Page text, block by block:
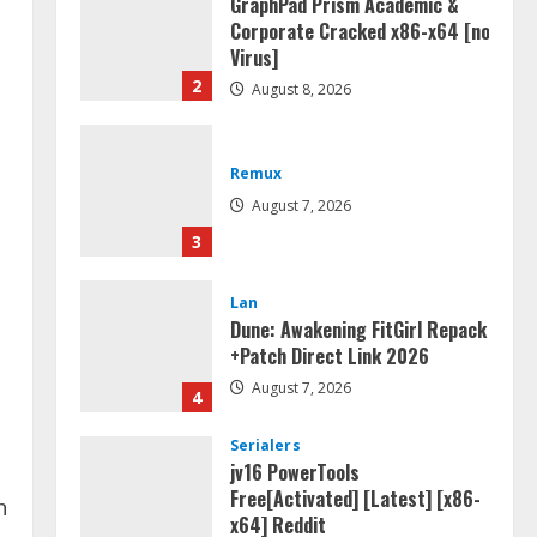
2
Corporate Cracked x86-x64 [no
Virus]
August 8, 2026
3
Remux
August 7, 2026
4
Lan
Dune: Awakening FitGirl Repack
+Patch Direct Link 2026
August 7, 2026
Serialers
jv16 PowerTools
Free[Activated] [Latest] [x86-
x64] Reddit